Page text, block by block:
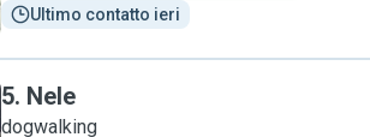
piaciuta moltissimo e la terremo ancora in
Ultimo contatto ieri
5. Nele
dogwalking